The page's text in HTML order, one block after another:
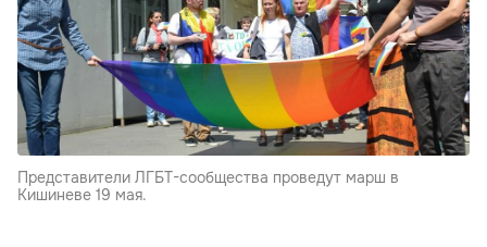
Представители ЛГБТ-сообщества проведут марш в
Кишиневе 19 мая.